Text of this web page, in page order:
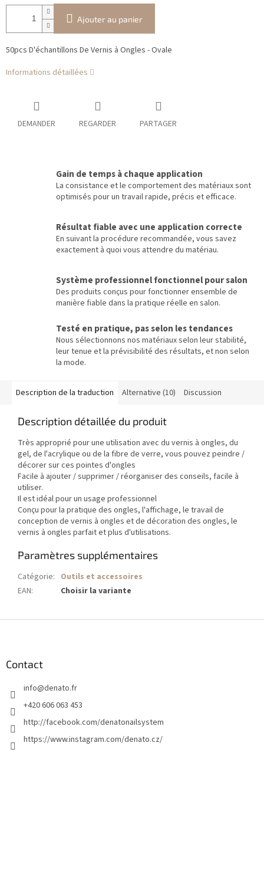
Ajouter au panier
50pcs D'échantillons De Vernis à Ongles - Ovale
Informations détaillées
DEMANDER REGARDER PARTAGER
Gain de temps à chaque application
La consistance et le comportement des matériaux sont
optimisés pour un travail rapide, précis et efficace.
Résultat fiable avec une application correcte
En suivant la procédure recommandée, vous savez
exactement à quoi vous attendre du matériau.
Système professionnel fonctionnel pour salon
Des produits conçus pour fonctionner ensemble de
manière fiable dans la pratique réelle en salon.
Testé en pratique, pas selon les tendances
Nous sélectionnons nos matériaux selon leur stabilité,
leur tenue et la prévisibilité des résultats, et non selon
la mode.
Description de la traduction Alternative (10) Discussion
Description détaillée du produit
Très approprié pour une utilisation avec du vernis à ongles, du
gel, de l'acrylique ou de la fibre de verre, vous pouvez peindre /
décorer sur ces pointes d'ongles
Facile à ajouter / supprimer / réorganiser des conseils, facile à
utiliser.
Il est idéal pour un usage professionnel
Conçu pour la pratique des ongles, l'affichage, le travail de
conception de vernis à ongles et de décoration des ongles, le
vernis à ongles parfait et plus d'utilisations.
Paramètres supplémentaires
Catégorie: Outils et accessoires
EAN: Choisir la variante
Contact
info@denato.fr
+420 606 063 453
http://facebook.com/denatonailsystem
https://www.instagram.com/denato.cz/